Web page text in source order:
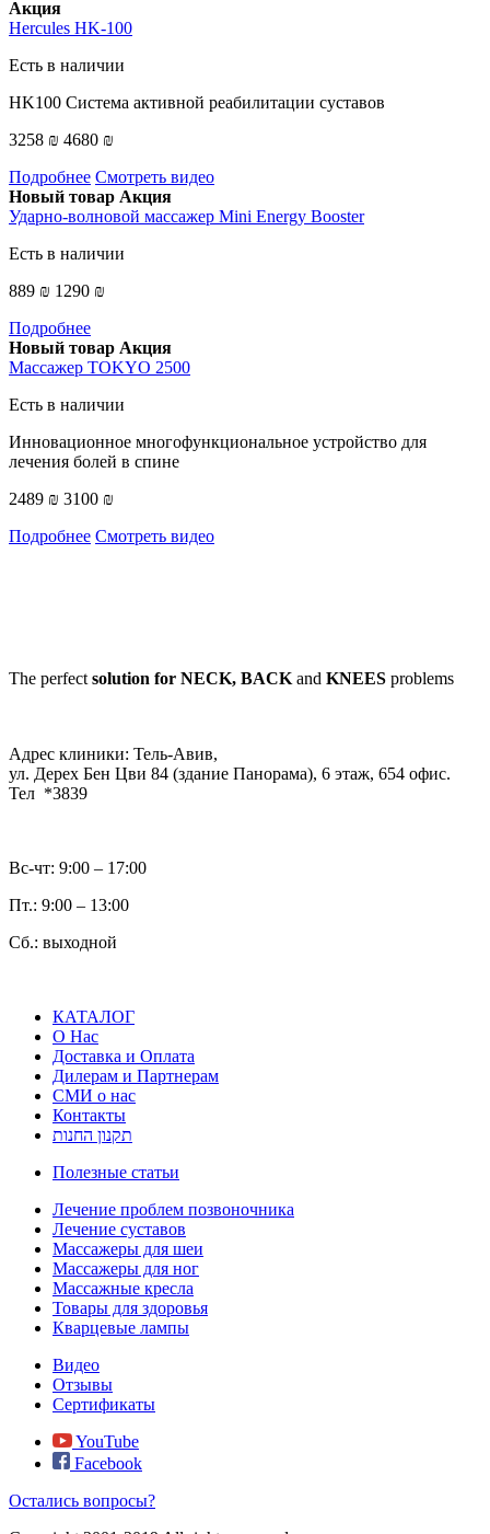
Акция
Hercules HK-100
Есть в наличии
HK100 Система активной реабилитации суставов
3258 ₪ 4680 ₪
Подробнее Смотреть видео
Новый товар Акция
Ударно-волновой массажер Mini Energy Booster
Есть в наличии
889 ₪ 1290 ₪
Подробнее
Новый товар Акция
Массажер TOKYO 2500
Есть в наличии
Инновационное многофункциональное устройство для
лечения болей в спине
2489 ₪ 3100 ₪
Подробнее Смотреть видео
The perfect solution for NECK, BACK and KNEES problems
Адрес клиники: Тель-Авив,
ул. Дерех Бен Цви 84 (здание Панорама), 6 этаж, 654 офис.
Тел *3839
Вс-чт: 9:00 – 17:00
Пт.: 9:00 – 13:00
Сб.: выходной
КАТАЛОГ
О Нас
Доставка и Оплата
Дилерам и Партнерам
СМИ о нас
Контакты
תקנון החנות
Полезные статьи
Лечение проблем позвоночника
Лечение суставов
Массажеры для шеи
Массажеры для ног
Массажные кресла
Товары для здоровья
Кварцевые лампы
Видео
Отзывы
Сертификаты
YouTube
Facebook
Остались вопросы?